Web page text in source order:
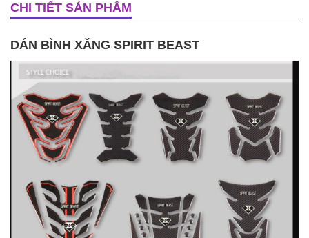
CHI TIẾT SẢN PHẨM
DÁN BÌNH XĂNG SPIRIT BEAST